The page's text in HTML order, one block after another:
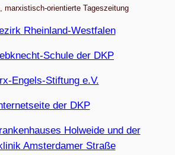
marxistisch-orientierte Tageszeitung
Rheinland-Westfalen
Schule der DKP
Engels-Stiftung e.V.
der DKP
Holweide und der
Amsterdamer Straße